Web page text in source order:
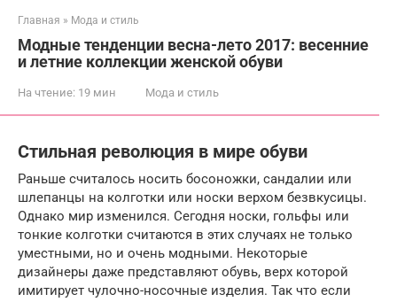
Главная » Мода и стиль
Модные тенденции весна-лето 2017: весенние
и летние коллекции женской обуви
На чтение: 19 мин Мода и стиль
Стильная революция в мире обуви
Раньше считалось носить босоножки, сандалии или
шлепанцы на колготки или носки верхом безвкусицы.
Однако мир изменился. Сегодня носки, гольфы или
тонкие колготки считаются в этих случаях не только
уместными, но и очень модными. Некоторые
дизайнеры даже представляют обувь, верх которой
имитирует чулочно-носочные изделия. Так что если